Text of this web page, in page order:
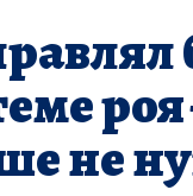
не